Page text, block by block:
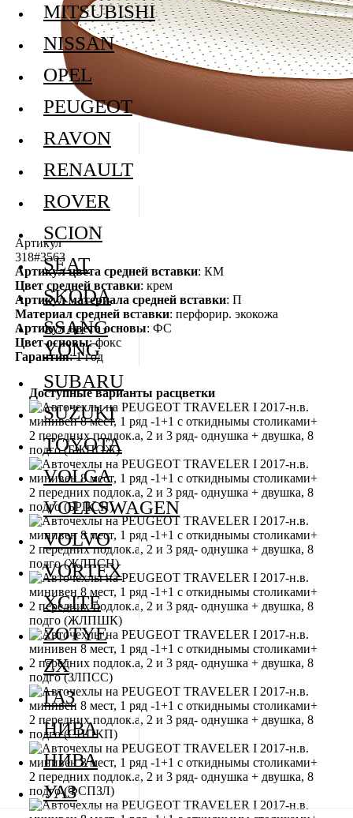
Артикул
318#3563
Артикул цвета средней вставки: КМ
Цвет средней вставки: крем
Артикул материала средней вставки: П
Материал средней вставки: перфорир. экокожа
Артикул цвета основы: ФС
Цвет основы: фокс
Гарантия: 1 год
Доступные варианты расцветки
MITSUBISHI
NISSAN
OPEL
PEUGEOT
RAVON
RENAULT
ROVER
SCION
SEAT
SKODA
SSANG
YONG
SUBARU
SUZUKI
TOYOTA
VOLGA
VOLKSWAGEN
VOLVO
VORTEX
XCITE
ZOTYE
ZX
ГАЗ
НИВА
НИВА
УАЗ